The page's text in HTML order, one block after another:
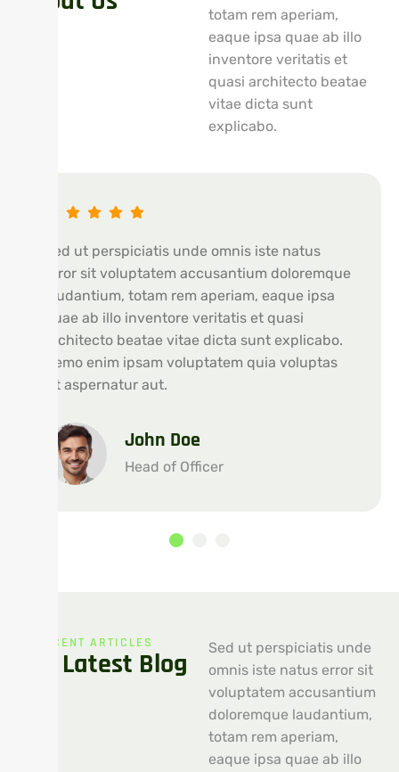
totam rem aperiam,
eaque ipsa quae ab illo
inventore veritatis et
quasi architecto beatae
vitae dicta sunt
explicabo.
Sed ut perspiciatis unde omnis iste natus
error sit voluptatem accusantium doloremque
laudantium, totam rem aperiam, eaque ipsa
quae ab illo inventore veritatis et quasi
architecto beatae vitae dicta sunt explicabo.
Nemo enim ipsam voluptatem quia voluptas
sit aspernatur aut.
John Doe
Head of Officer
RECENT ARTICLES
Our Latest Blog
Sed ut perspiciatis unde
omnis iste natus error sit
voluptatem accusantium
doloremque laudantium,
totam rem aperiam,
eaque ipsa quae ab illo